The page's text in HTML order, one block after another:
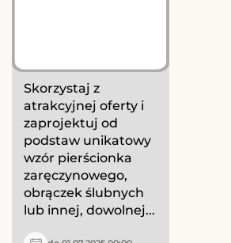
Skorzystaj z
atrakcyjnej oferty i
zaprojektuj od
podstaw unikatowy
wzór pierścionka
zaręczynowego,
obrączek ślubnych
lub innej, dowolnej...